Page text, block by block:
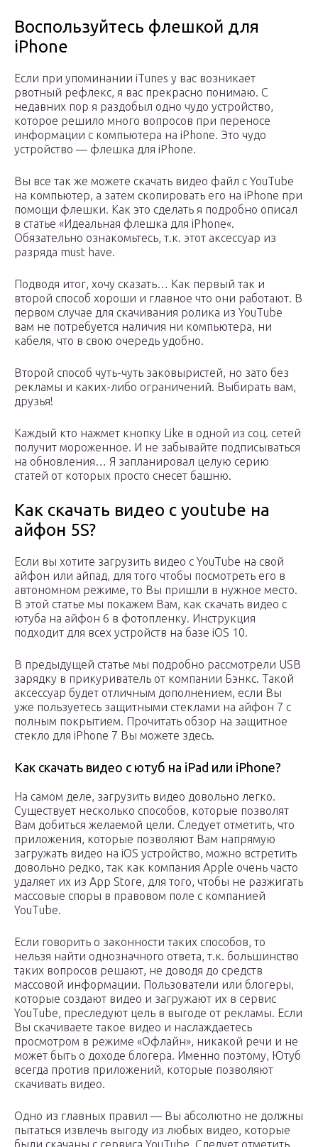
Воспользуйтесь флешкой для
iPhone
Если при упоминании iTunes у вас возникает
рвотный рефлекс, я вас прекрасно понимаю. С
недавних пор я раздобыл одно чудо устройство,
которое решило много вопросов при переносе
информации с компьютера на iPhone. Это чудо
устройство — флешка для iPhone.
Вы все так же можете скачать видео файл с YouTube
на компьютер, а затем скопировать его на iPhone при
помощи флешки. Как это сделать я подробно описал
в статье «Идеальная флешка для iPhone«.
Обязательно ознакомьтесь, т.к. этот аксессуар из
разряда must have.
Подводя итог, хочу сказать… Как первый так и
второй способ хороши и главное что они работают. В
первом случае для скачивания ролика из YouTube
вам не потребуется наличия ни компьютера, ни
кабеля, что в свою очередь удобно.
Второй способ чуть-чуть заковыристей, но зато без
рекламы и каких-либо ограничений. Выбирать вам,
друзья!
Каждый кто нажмет кнопку Like в одной из соц. сетей
получит мороженное. И не забывайте подписываться
на обновления… Я запланировал целую серию
статей от которых просто снесет башню.
Как скачать видео с youtube на
айфон 5S?
Если вы хотите загрузить видео с YouTube на свой
айфон или айпад, для того чтобы посмотреть его в
автономном режиме, то Вы пришли в нужное место.
В этой статье мы покажем Вам, как скачать видео с
ютуба на айфон 6 в фотопленку. Инструкция
подходит для всех устройств на базе iOS 10.
В предыдущей статье мы подробно рассмотрели USB
зарядку в прикуриватель от компании Бэнкс. Такой
аксессуар будет отличным дополнением, если Вы
уже пользуетесь защитными стеклами на айфон 7 с
полным покрытием. Прочитать обзор на защитное
стекло для iPhone 7 Вы можете здесь.
Как скачать видео с ютуб на iPad или iPhone?
На самом деле, загрузить видео довольно легко.
Существует несколько способов, которые позволят
Вам добиться желаемой цели. Следует отметить, что
приложения, которые позволяют Вам напрямую
загружать видео на iOS устройство, можно встретить
довольно редко, так как компания Apple очень часто
удаляет их из App Store, для того, чтобы не разжигать
массовые споры в правовом поле с компанией
YouTube.
Если говорить о законности таких способов, то
нельзя найти однозначного ответа, т.к. большинство
таких вопросов решают, не доводя до средств
массовой информации. Пользователи или блогеры,
которые создают видео и загружают их в сервис
YouTube, преследуют цель в выгоде от рекламы. Если
Вы скачиваете такое видео и наслаждаетесь
просмотром в режиме «Офлайн», никакой речи и не
может быть о доходе блогера. Именно поэтому, Ютуб
всегда против приложений, которые позволяют
скачивать видео.
Одно из главных правил — Вы абсолютно не должны
пытаться извлечь выгоду из любых видео, которые
были скачаны с сервиса YouTube. Следует отметить,